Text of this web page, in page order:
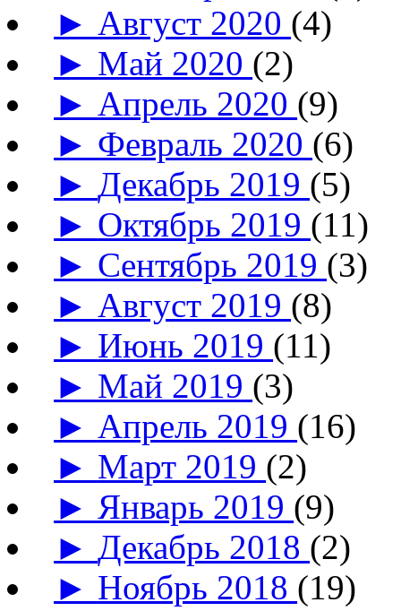
► Август 2020 (4)
► Май 2020 (2)
► Апрель 2020 (9)
► Февраль 2020 (6)
►Декабрь 2019 (5)
► Октябрь 2019 (11)
► Сентябрь 2019 (3)
► Август 2019 (8)
► Июнь 2019 (11)
► Май 2019 (3)
► Апрель 2019 (16)
► Март 2019 (2)
► Январь 2019 (9)
►Декабрь 2018 (2)
► Ноябрь 2018 (19)